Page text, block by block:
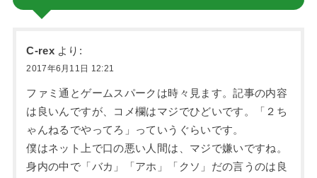
C-rex より:
2017年6月11日 12:21
ファミ通とゲームスパークは時々見ます。記事の内容
は良いんですが、コメ欄はマジでひどいです。「２ち
ゃんねるでやってろ」っていうぐらいです。
僕はネット上で口の悪い人間は、マジで嫌いですね。
身内の中で「バカ」「アホ」「クソ」だの言うのは良